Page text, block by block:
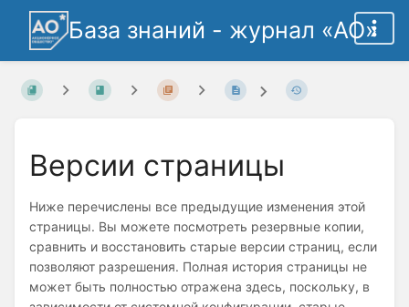
База знаний - журнал «АО»
Версии страницы
Ниже перечислены все предыдущие изменения этой
страницы. Вы можете посмотреть резервные копии,
сравнить и восстановить старые версии страниц, если
позволяют разрешения. Полная история страницы не
может быть полностью отражена здесь, поскольку, в